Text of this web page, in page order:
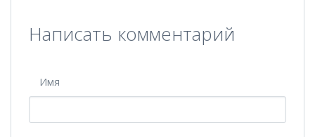
Написать комментарий
Имя